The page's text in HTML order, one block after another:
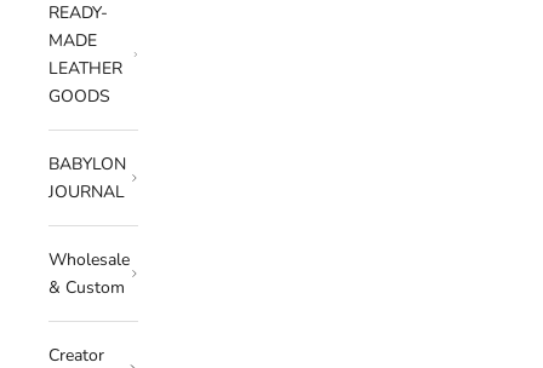
READY-
MADE
LEATHER
GOODS
BABYLON
JOURNAL
Wholesale
& Custom
Creator